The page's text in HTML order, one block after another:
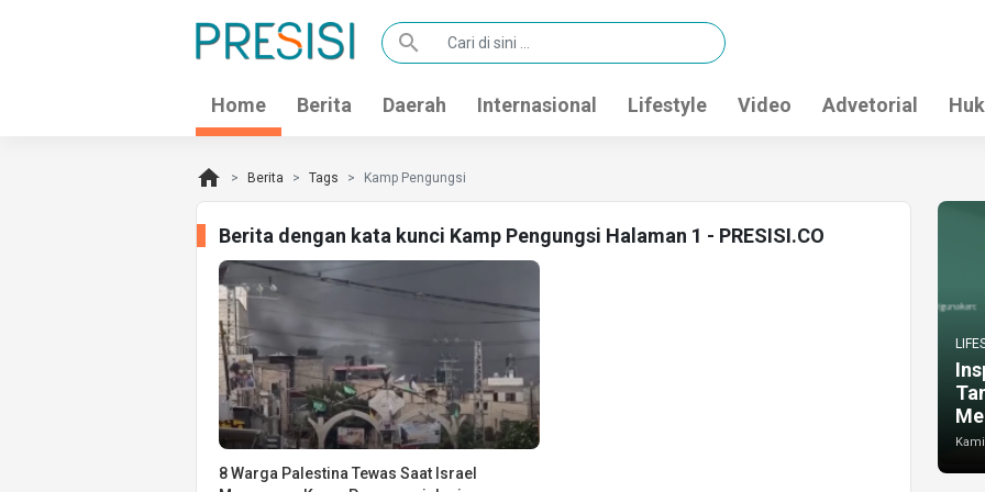
search
Home Berita Daerah Internasional Lifestyle Video Advetorial
home Berita Tags Kamp Pengungsi
Berita dengan kata kunci Kamp Pengungsi Halaman 1 - PRESISI.CO
8 Warga Palestina Tewas Saat Israel